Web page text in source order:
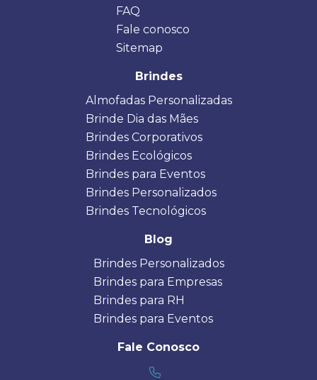
FAQ
Fale conosco
Sitemap
Brindes
Almofadas Personalizadas
Brinde Dia das Mães
Brindes Corporativos
Brindes Ecológicos
Brindes para Eventos
Brindes Personalizados
Brindes Tecnológicos
Blog
Brindes Personalizados
Brindes para Empresas
Brindes para RH
Brindes para Eventos
Fale Conosco